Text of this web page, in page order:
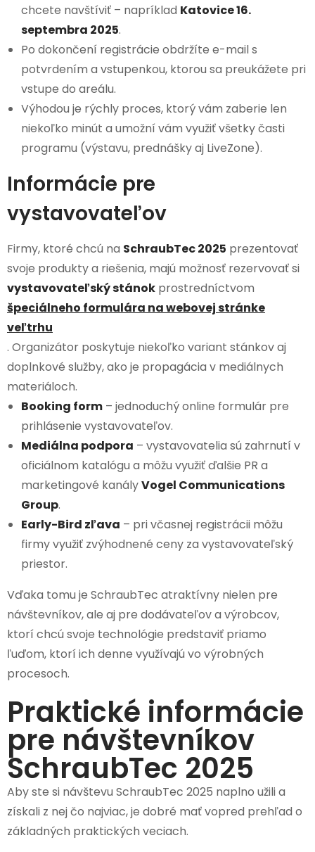
chcete navštíviť – napríklad Katovice 16.
septembra 2025.
Po dokončení registrácie obdržíte e-mail s
potvrdením a vstupenkou, ktorou sa preukážete pri
vstupe do areálu.
Výhodou je rýchly proces, ktorý vám zaberie len
niekoľko minút a umožní vám využiť všetky časti
programu (výstavu, prednášky aj LiveZone).
Informácie pre
vystavovateľov
Firmy, ktoré chcú na SchraubTec 2025 prezentovať
svoje produkty a riešenia, majú možnosť rezervovať si
vystavovateľský stánok prostredníctvom
špeciálneho formulára na webovej stránke
veľtrhu
. Organizátor poskytuje niekoľko variant stánkov aj
doplnkové služby, ako je propagácia v mediálnych
materiáloch.
Booking form – jednoduchý online formulár pre
prihlásenie vystavovateľov.
Mediálna podpora – vystavovatelia sú zahrnutí v
oficiálnom katalógu a môžu využiť ďalšie PR a
marketingové kanályVogel Communications
Group.
Early-Bird zľava – pri včasnej registrácii môžu
firmy využiť zvýhodnené ceny za vystavovateľský
priestor.
Vďaka tomu je SchraubTec atraktívny nielen pre
návštevníkov, ale aj pre dodávateľov a výrobcov,
ktorí chcú svoje technológie predstaviť priamo
ľuďom, ktorí ich denne využívajú vo výrobných
procesoch.
Praktické informácie
pre návštevníkov
SchraubTec 2025
Aby ste si návštevu SchraubTec 2025 naplno užili a
získali z nej čo najviac, je dobré mať vopred prehľad o
základných praktických veciach.